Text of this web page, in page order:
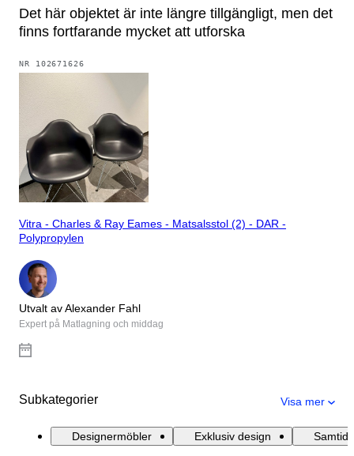
Det här objektet är inte längre tillgängligt, men det
finns fortfarande mycket att utforska
NR 102671626
Vitra - Charles & Ray Eames - Matsalsstol (2) - DAR -
Polypropylen
Utvalt av Alexander Fahl
Expert på Matlagning och middag
Subkategorier Visa mer
Designermöbler Exklusiv design